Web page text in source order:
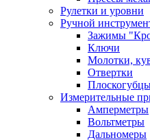
Рулетки и уровни
Ручной
Зажимы
Ключи
Молотки,
Отвертки
Измерительные
Амперметры
Вольтметры
Дальномеры